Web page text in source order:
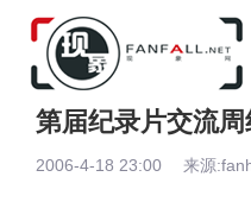
第届纪录片交流
2006-4-18 23:00 来源